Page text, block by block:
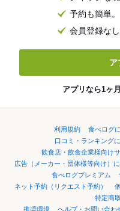
予約も簡単
会員登録な
ア
アプリなら1ヶ
利用規約 食べログ
口コミ・ランキング
飲食店・飲食企業様向け
広告（メーカー・団体様等向け）
食べログプレミアム
ネット予約（リクエスト予約）
特定商
推奨環境
ヘルプ・お問い合わ